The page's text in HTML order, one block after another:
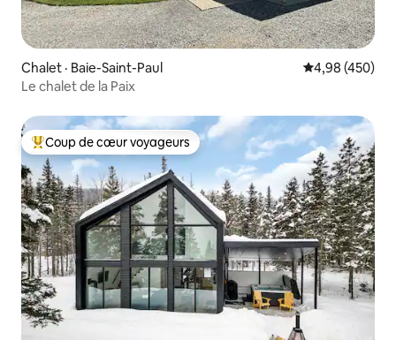
Chalet · Baie-Saint-Paul Note
4,98 (450)
Le chalet de la Paix
Coup de cœur voyageurs parmi les plus aimés
Coup de cœur voyageurs